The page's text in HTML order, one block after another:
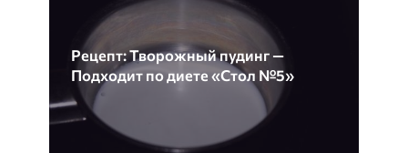
Рецепт: Творожный пудинг —
Подходит по диете «Стол №5»